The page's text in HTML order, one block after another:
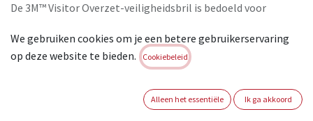
De 3M™ Visitor Overzet-veiligheidsbril is bedoeld voor
sterke polycarbonaatlens en geïntegreerde zijschermen.
Polycarbonaatlens blokkeert 99,9% UVA-, UVB- en UVC-
We gebruiken cookies om je een betere gebruikerservaring
op deze website te bieden.
Cookiebeleid
Alleen het essentiële Ik ga akkoord